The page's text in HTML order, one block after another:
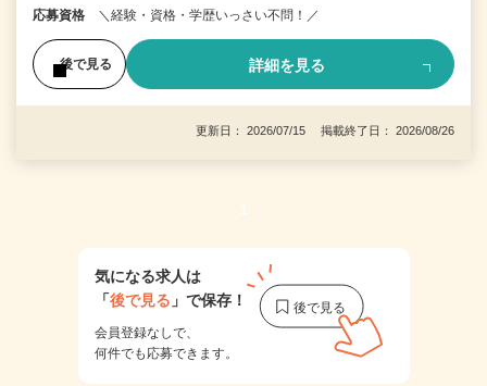
応募資格 ＼経験・資格・学歴いっさい不問！／
後で見る 詳細を見る
更新日： 2026/07/15 掲載終了日： 2026/08/26
1
気になる求人は
「後で見る 」で保存！
会員登録なしで、
何件でも応募できます。